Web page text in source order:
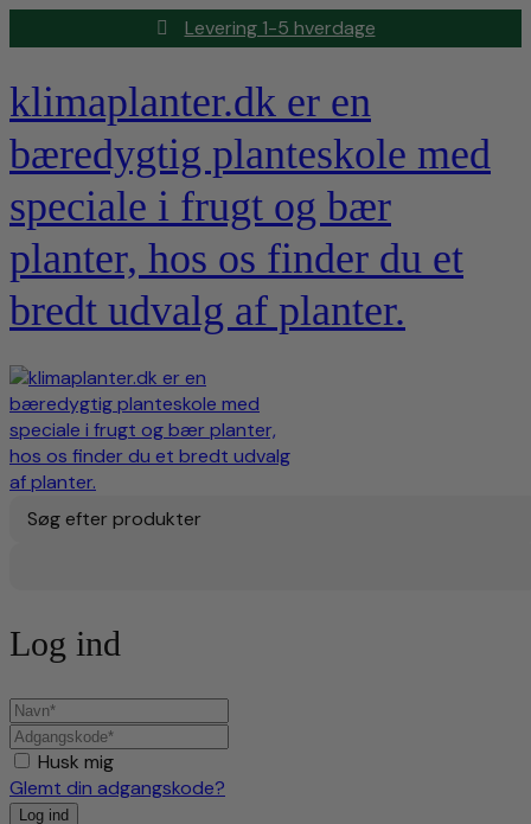
Levering 1-5 hverdage
klimaplanter.dk er en
bæredygtig planteskole med
speciale i frugt og bær
planter, hos os finder du et
bredt udvalg af planter.
Søg efter produkter
Log ind
Husk mig
Glemt din adgangskode?